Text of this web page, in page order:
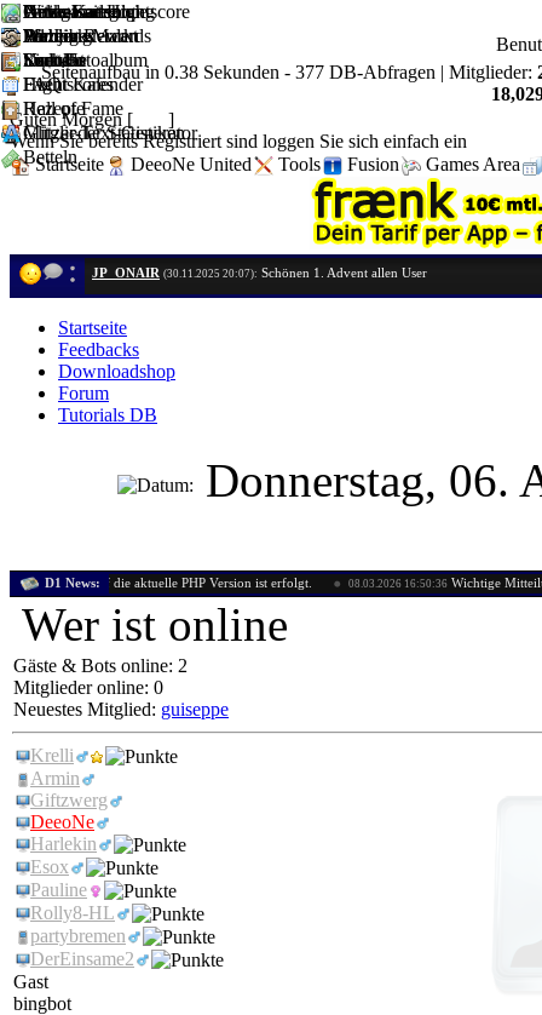
Seitenaufbau in 0.38 Sekunden - 377 DB-Abfragen | Mitglieder:
Guten Morgen [
]
Wenn Sie bereits Registriert sind loggen Sie sich einfach ein
Startseite
DeeoNe United Tools Fusion Games Area
Artikel
D1 Job Rewards
Kontakt
Downloadshop
Forum
Youtube
News Kategorie
Weblinks
Suche
FAQ
Hall of Fame
Mitglieder Statistiken
Geldgame Hightscore
Mahjong
Sudoku
Hightscores
Witze-Sammlung
Anzeige Markt
User-Fotoalbum
Event Kalender
Rezepte
Glitzer-Text-Generator
Betteln
Partnerseiten
Partner werden
Link Us
JP_ONAIR (30.11.2025 20:07): Schönen 1. Advent allen User
Startseite
Feedbacks
Downloadshop
Forum
Tutorials DB
Donnerstag, 06.
D1 News:
auf die aktuelle PHP Version ist erfolgt. 08.03.2026 16:50:36Wichtige Mitteilung:
Wer ist online
Gäste & Bots online: 2
Mitglieder online: 0
Neuestes Mitglied: guiseppe
Krelli
Armin
Giftzwerg
DeeoNe
Harlekin
Esox
Pauline
Rolly8-HL
partybremen
DerEinsame2
Gast
bingbot